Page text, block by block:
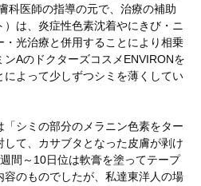
科医師の指導の元で、治療の補助
は、炎症性色素沈着やにきび・ニ
光治療と併用することにより相乗
AのドクターズコスメENVIRONを
よって少しずつシミを薄くしてい
シミの部分のメラニン色素をター
て、カサブタとなった皮膚が剥け
間～10日位は軟膏を塗ってテープ
のものでしたが、私達東洋人の場